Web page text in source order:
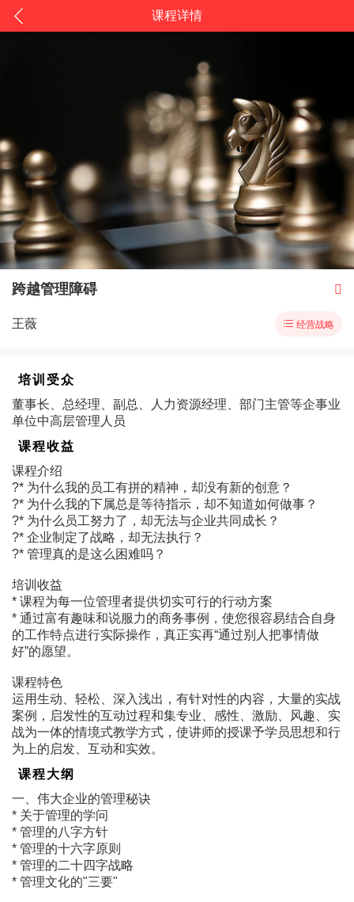
课程详情
跨越管理障碍 
王薇  经营战略
培训受众
董事长、总经理、副总、人力资源经理、部门主管等企事业
单位中高层管理人员
课程收益
课程介绍
?* 为什么我的员工有拼的精神，却没有新的创意？
?* 为什么我的下属总是等待指示，却不知道如何做事？
?* 为什么员工努力了，却无法与企业共同成长？
?* 企业制定了战略，却无法执行？
?* 管理真的是这么困难吗？
培训收益
* 课程为每一位管理者提供切实可行的行动方案
* 通过富有趣味和说服力的商务事例，使您很容易结合自身
的工作特点进行实际操作，真正实再“通过别人把事情做
好”的愿望。
课程特色
运用生动、轻松、深入浅出，有针对性的内容，大量的实战
案例，启发性的互动过程和集专业、感性、激励、风趣、实
战为一体的情境式教学方式，使讲师的授课予学员思想和行
为上的启发、互动和实效。
课程大纲
一、伟大企业的管理秘诀
* 关于管理的学问
* 管理的八字方针
* 管理的十六字原则
* 管理的二十四字战略
* 管理文化的"三要"